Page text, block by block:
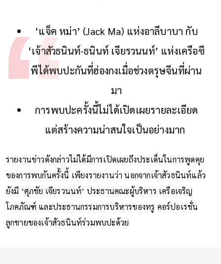
‘แจ็ค หม่า’ (Jack Ma) แห่งอาลีบาบา กับ
‘เจ้าสัวธนินท์-ธนินท์ เจียรวนนท์’ แห่งเครือซี
พีได้พบปะกันที่ฮ่องกงเมื่อช่วงตรุษจีนที่ผ่าน
มา
การพบปะครั้งนี้ไม่ได้เปิดเผยรายละเอียด
แต่สร้างความน่าสนใจเป็นอย่างมาก
รายงานข่าวดังกล่าวไม่ได้มีการเปิดเผยถึงประเด็นในการพูดคุย
ของการพบกันครั้งนี้ เพียงรายงานว่า นอกจากเจ้าสัวธนินท์แล้ว
ยังมี ‘ศุภชัย เจียรวนนท์’ ประธานคณะผู้บริหาร เครือเจริญ
โภคภัณฑ์ และประธานกรรมการบริหารของทรู คอร์ปอเรชั่น
ลูกชายของเจ้าสัวธนินท์ร่วมพบปะด้วย